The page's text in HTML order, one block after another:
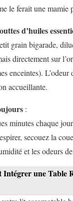
le ferait une mamie
d’huiles
grain bigarade,
directement sur
enceintes). L’odeur
accueillante.
:
minutes chaque
secouez la
et les odeurs
Intégrer une Table